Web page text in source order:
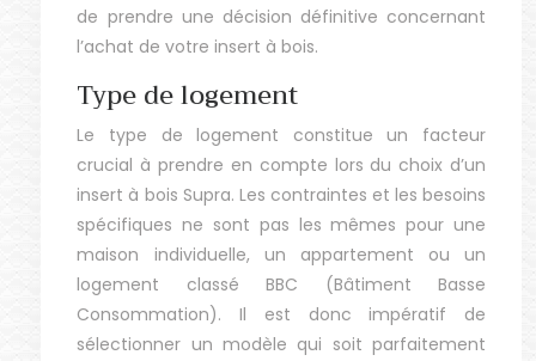
de prendre une décision définitive concernant
l’achat de votre insert à bois.
Type de logement
Le type de logement constitue un facteur
crucial à prendre en compte lors du choix d’un
insert à bois Supra. Les contraintes et les besoins
spécifiques ne sont pas les mêmes pour une
maison individuelle, un appartement ou un
logement classé BBC (Bâtiment Basse
Consommation). Il est donc impératif de
sélectionner un modèle qui soit parfaitement